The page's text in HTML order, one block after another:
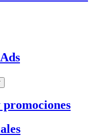
promociones